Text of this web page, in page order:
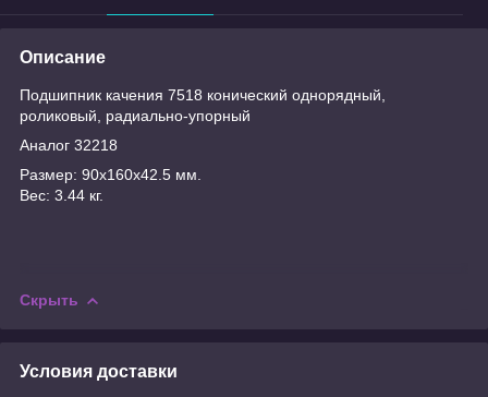
Описание
Подшипник качения 7518 конический однорядный,
роликовый, радиально-упорный
Аналог 32218
Размер: 90x160x42.5 мм.
Вес: 3.44 кг.
Скрыть
Условия доставки